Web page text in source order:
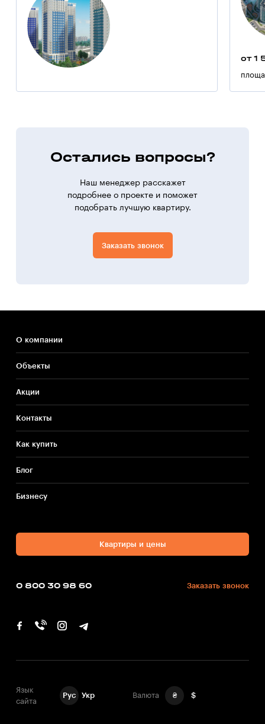
от 1
Остались вопросы?
Наш менеджер расскажет
подробнее о проекте и поможет
подобрать лучшую квартиру.
Заказать звонок
О компании
Объекты
Акции
Контакты
Как купить
Блог
Бизнесу
Квартиры и цены
0 800 30 98 60 Заказать звонок
Язык
сайта
Рус Укр Валюта ₴ $